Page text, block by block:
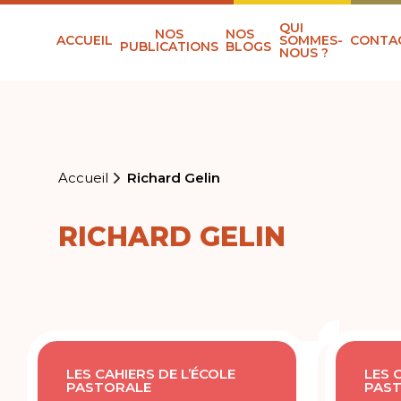
ACCUEIL NOS
PUBLICATIONS
NOS
BLOGS
QUI
SOMMES-
NOUS ?
Accueil Richard Gelin
RICHARD GELIN
LES CAHIERS DE L’ÉCOLE
PASTORALE
LES